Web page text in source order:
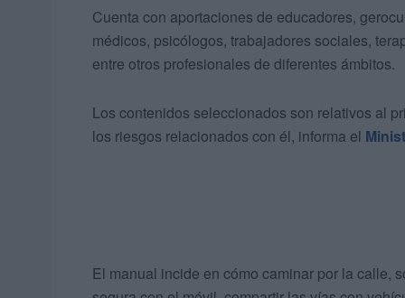
Cuenta con aportaciones de educadores,
médicos, psicólogos, trabajadores sociales,
entre otros profesionales de diferentes ámbitos.
Los contenidos seleccionados son relativos al
los riesgos relacionados con él, informa el
El manual incide en cómo caminar por la calle,